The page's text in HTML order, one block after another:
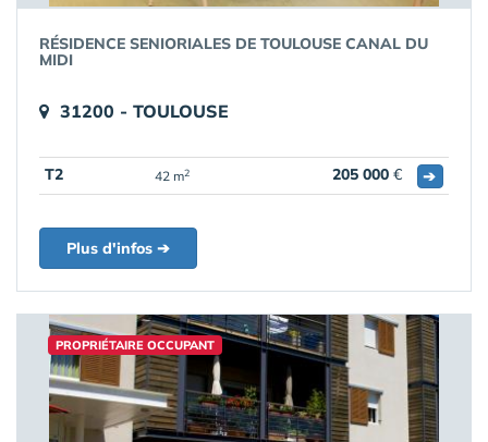
RÉSIDENCE SENIORIALES DE TOULOUSE CANAL DU
MIDI
31200 - TOULOUSE
T2 42 m2 205 000 € ➔
Plus d'infos ➔
PROPRIÉTAIRE OCCUPANT